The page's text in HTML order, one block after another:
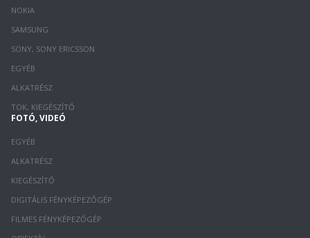
NOKIA
SAMSUNG
SONY, SONY ERICSSON
EGYÉB
ALKATRÉSZ
TOK, KIEGÉSZÍTŐ
FOTÓ, VIDEÓ
EGYÉB
ALKATRÉSZ
KIEGÉSZÍTŐ
DIGITÁLIS FÉNYKÉPEZŐGÉP
FILMES FÉNYKÉPEZŐGÉP